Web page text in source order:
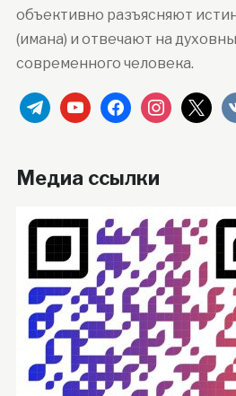
объективно разъясняют
(имана) и отвечают на
современного человека.
telegramyoutubefacebookinstagram
x
Медиа ссылки